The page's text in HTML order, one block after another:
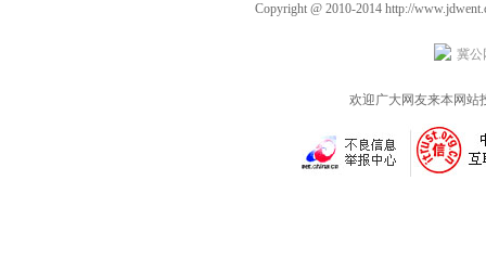
Copyright @ 2010-2014 http://
冀公
欢迎广大网友来本网站